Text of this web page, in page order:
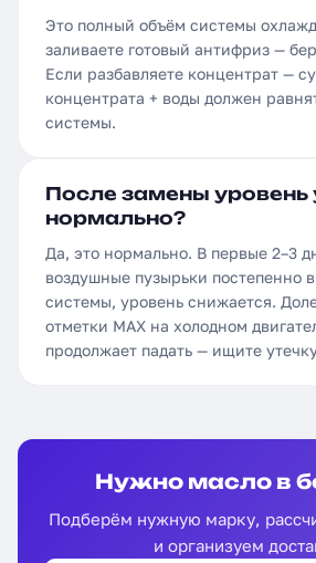
Это полный объём системы
заливаете готовый антифриз —
Если разбавляете концентрат —
концентрата + воды должен
системы.
После замены уровень
нормально?
Да, это нормально. В первые 2–3
воздушные пузырьки постепенно
системы, уровень снижается.
отметки MAX на холодном
продолжает падать — ищите
Нужно масло в
Подберём нужную марку,
и организуем